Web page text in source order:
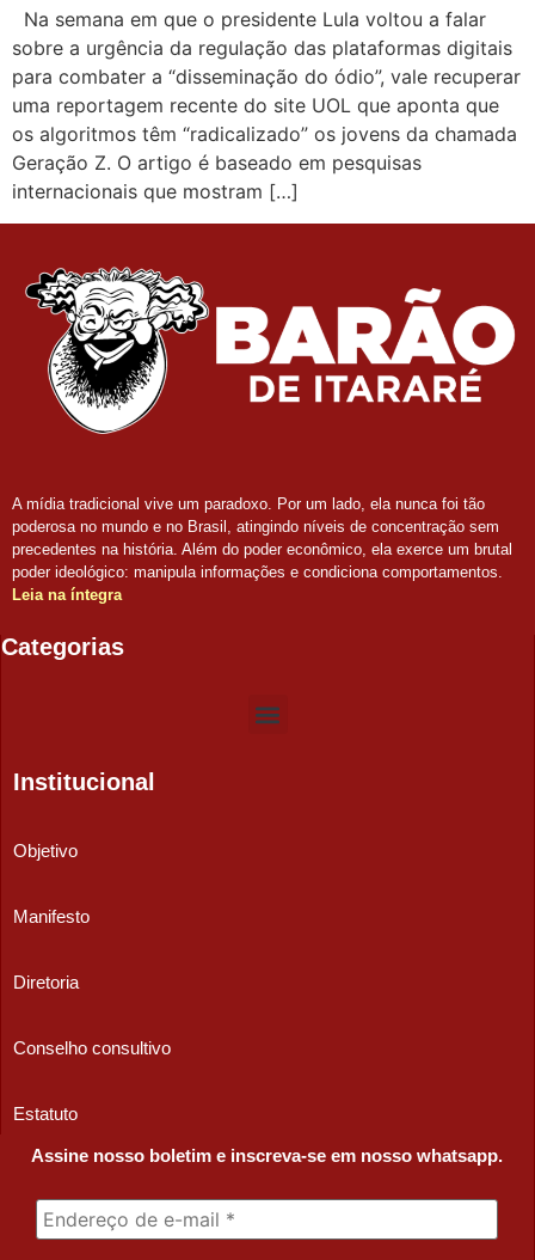
Na semana em que o presidente Lula voltou a falar
sobre a urgência da regulação das plataformas digitais
para combater a “disseminação do ódio”, vale recuperar
uma reportagem recente do site UOL que aponta que
os algoritmos têm “radicalizado” os jovens da chamada
Geração Z. O artigo é baseado em pesquisas
internacionais que mostram […]
A mídia tradicional vive um paradoxo. Por um lado, ela nunca foi tão
poderosa no mundo e no Brasil, atingindo níveis de concentração sem
precedentes na história. Além do poder econômico, ela exerce um brutal
poder ideológico: manipula informações e condiciona comportamentos.
Leia na íntegra
Categorias
Institucional
Objetivo
Manifesto
Diretoria
Conselho consultivo
Estatuto
Assine nosso boletim e inscreva-se em nosso whatsapp.